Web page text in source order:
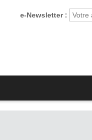
e-Newsletter :